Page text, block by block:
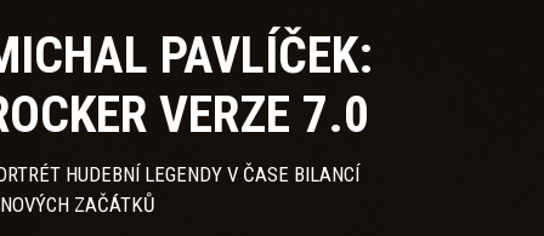
PAVLÍČEK:
VERZE 7.0
HUDEBNÍ LEGENDY V ČASE BILANCÍ
ZAČÁTKŮ